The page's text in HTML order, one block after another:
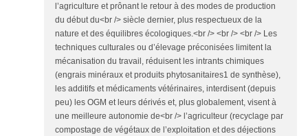
l’agriculture et prônant le retour à des modes de production
du début du<br /> siècle dernier, plus respectueux de la
nature et des équilibres écologiques.<br /> <br /> <br /> Les
techniques culturales ou d’élevage préconisées limitent la
mécanisation du travail, réduisent les intrants chimiques
(engrais minéraux et produits phytosanitaires1 de synthèse),
les additifs et médicaments vétérinaires, interdisent (depuis
peu) les OGM et leurs dérivés et, plus globalement, visent à
une meilleure autonomie de<br /> l’agriculteur (recyclage par
compostage de végétaux de l’exploitation et des déjections